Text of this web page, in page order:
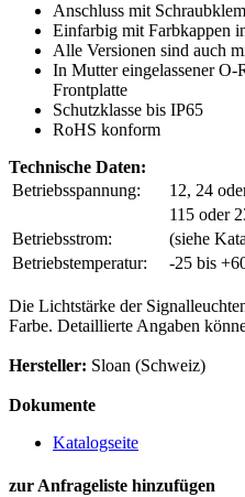
Anschluss mit
Einfarbig mit Farbkappen
Alle Versionen sind auch
In Mutter eingelassener
Frontplatte
Schutzklasse bis IP65
RoHS konform
Technische Daten:
Betriebsspannung:
12, 24
115 oder
Betriebsstrom:
(siehe
Betriebstemperatur:
-25 bis
Die Lichtstärke der
Farbe. Detaillierte Angaben
Hersteller: Sloan (Schweiz)
Dokumente
Katalogseite
zur Anfrageliste hinzufügen